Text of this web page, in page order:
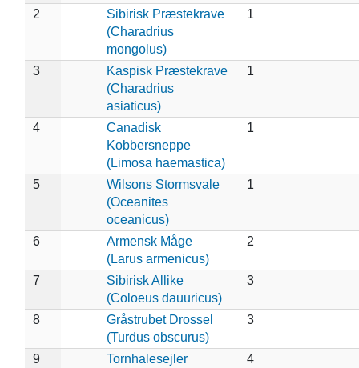
2
Sibirisk Præstekrave
(Charadrius
mongolus)
1
3
Kaspisk Præstekrave
(Charadrius
asiaticus)
1
4
Canadisk
Kobbersneppe
(Limosa haemastica)
1
5
Wilsons Stormsvale
(Oceanites
oceanicus)
1
6
Armensk Måge
(Larus armenicus)
2
7
Sibirisk Allike
(Coloeus dauuricus)
3
8
Gråstrubet Drossel
(Turdus obscurus)
3
9
Tornhalesejler
4